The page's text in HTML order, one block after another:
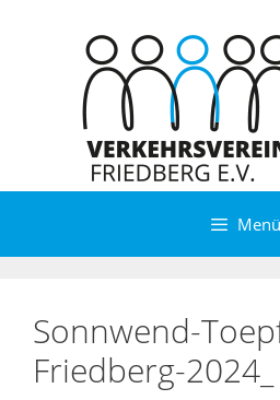
Menü
Sonnwend-
Friedberg-2024_